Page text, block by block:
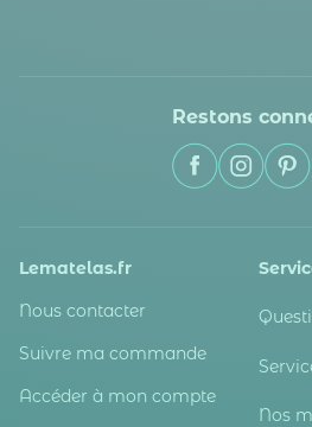
Restons
Lematelas.fr
Nous contacter
Suivre ma commande
Accéder à mon compte
Nos